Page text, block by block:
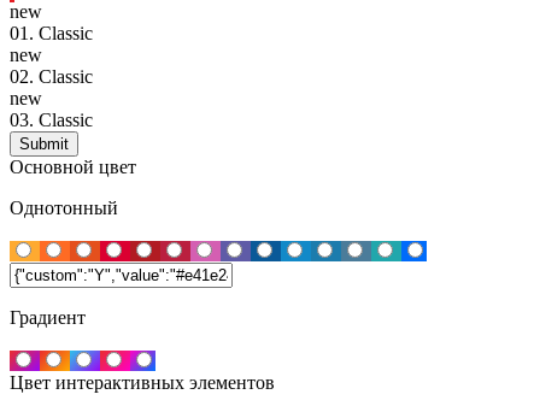
new
01. Classic
new
02. Classic
new
03. Classic
Основной цвет
Однотонный
Градиент
Цвет интерактивных элементов